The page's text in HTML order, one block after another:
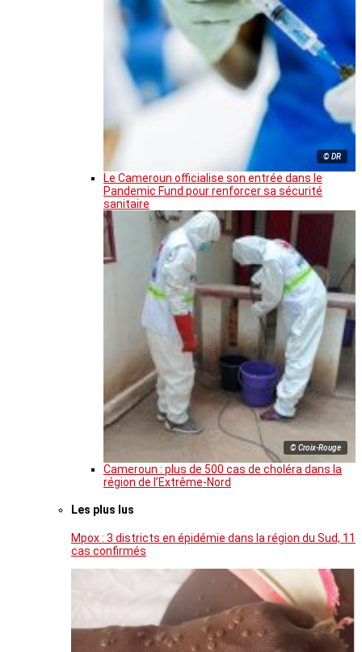
© DR
Le Cameroun officialise son entrée dans le
Pandemic Fund pour renforcer sa sécurité
sanitaire
© Croix-Rouge
Cameroun : plus de 500 cas de choléra dans la
région de l’Extrême-Nord
Les plus lus
Mpox : 3 districts en épidémie dans la région du Sud, 11
cas confirmés